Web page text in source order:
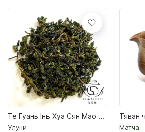
Те Гуань Інь Хуа Сян Мао Ча 2026 Чай улун
Улуни
Тяван
Матча